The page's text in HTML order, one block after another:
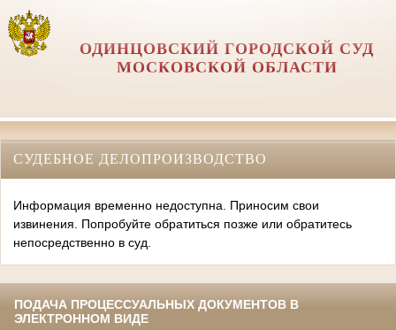
ОДИНЦОВСКИЙ ГОРОДСКОЙ СУД
МОСКОВСКОЙ ОБЛАСТИ
СУДЕБНОЕ ДЕЛОПРОИЗВОДСТВО
Информация временно недоступна. Приносим свои
извинения. Попробуйте обратиться позже или обратитесь
непосредственно в суд.
ПОДАЧА ПРОЦЕССУАЛЬНЫХ ДОКУМЕНТОВ В
ЭЛЕКТРОННОМ ВИДЕ